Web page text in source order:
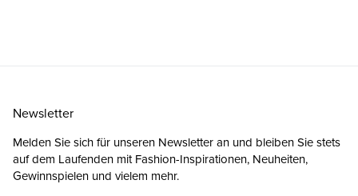
Newsletter
Melden Sie sich für unseren Newsletter an und bleiben Sie stets
auf dem Laufenden mit Fashion-Inspirationen, Neuheiten,
Gewinnspielen und vielem mehr.